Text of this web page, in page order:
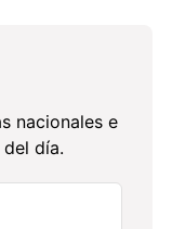
nacionales e
día.